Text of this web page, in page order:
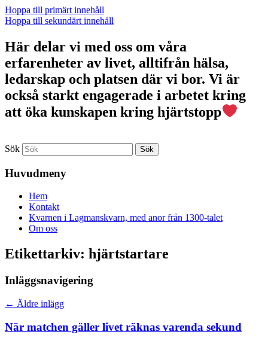
Hoppa till primärt innehåll
Hoppa till sekundärt innehåll
Här delar vi med oss om våra
erfarenheter av livet, alltifrån hälsa,
ledarskap och platsen där vi bor. Vi är
också starkt engagerade i arbetet kring
att öka kunskapen kring hjärtstopp
Sök
Huvudmeny
Hem
Kontakt
Kvarnen i Lagmanskvarn, med anor från 1300-talet
Om oss
Etikettarkiv: hjärtstartare
Inläggsnavigering
← Äldre inlägg
När matchen gäller livet räknas varenda sekund